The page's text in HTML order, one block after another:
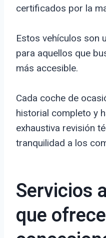
certificados por la
Estos vehículos son
para aquellos que
más accesible.
Cada coche de
historial completo y
exhaustiva revisión
tranquilidad a los
Servicios
que